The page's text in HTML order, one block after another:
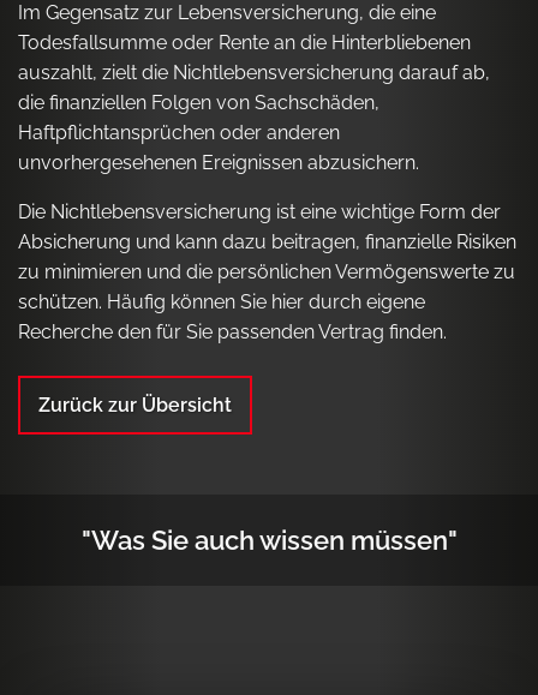
Im Gegensatz zur Lebensversicherung, die eine
Todesfallsumme oder Rente an die Hinterbliebenen
auszahlt, zielt die Nichtlebensversicherung darauf ab,
die finanziellen Folgen von Sachschäden,
Haftpflichtansprüchen oder anderen
unvorhergesehenen Ereignissen abzusichern.
Die Nichtlebensversicherung ist eine wichtige Form der
Absicherung und kann dazu beitragen, finanzielle Risiken
zu minimieren und die persönlichen Vermögenswerte zu
schützen. Häufig können Sie hier durch eigene
Recherche den für Sie passenden Vertrag finden.
Zurück zur Übersicht
"Was Sie auch wissen müssen"